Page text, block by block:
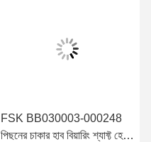
FSK BB030003-000248
পিছনের চাকার হাব বিয়ারিং শ্যাফ্ট হেড,